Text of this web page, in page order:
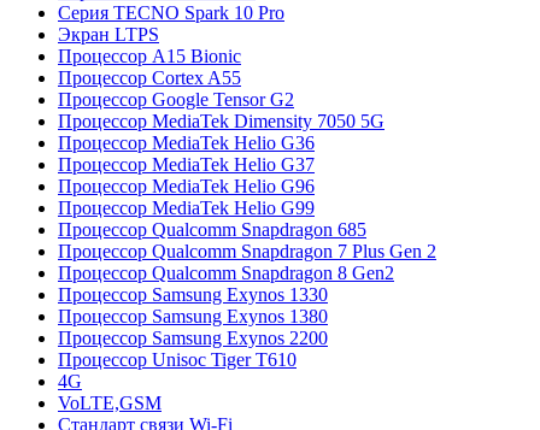
Серия TECNO Spark 10 Pro
Экран LTPS
Процессор A15 Bionic
Процессор Cortex A55
Процессор Google Tensor G2
Процессор MediaTek Dimensity 7050 5G
Процессор MediaTek Helio G36
Процессор MediaTek Helio G37
Процессор MediaTek Helio G96
Процессор MediaTek Helio G99
Процессор Qualcomm Snapdragon 685
Процессор Qualcomm Snapdragon 7 Plus Gen 2
Процессор Qualcomm Snapdragon 8 Gen2
Процессор Samsung Exynos 1330
Процессор Samsung Exynos 1380
Процессор Samsung Exynos 2200
Процессор Unisoc Tiger T610
4G
VoLTE,GSM
Cтандарт связи Wi-Fi